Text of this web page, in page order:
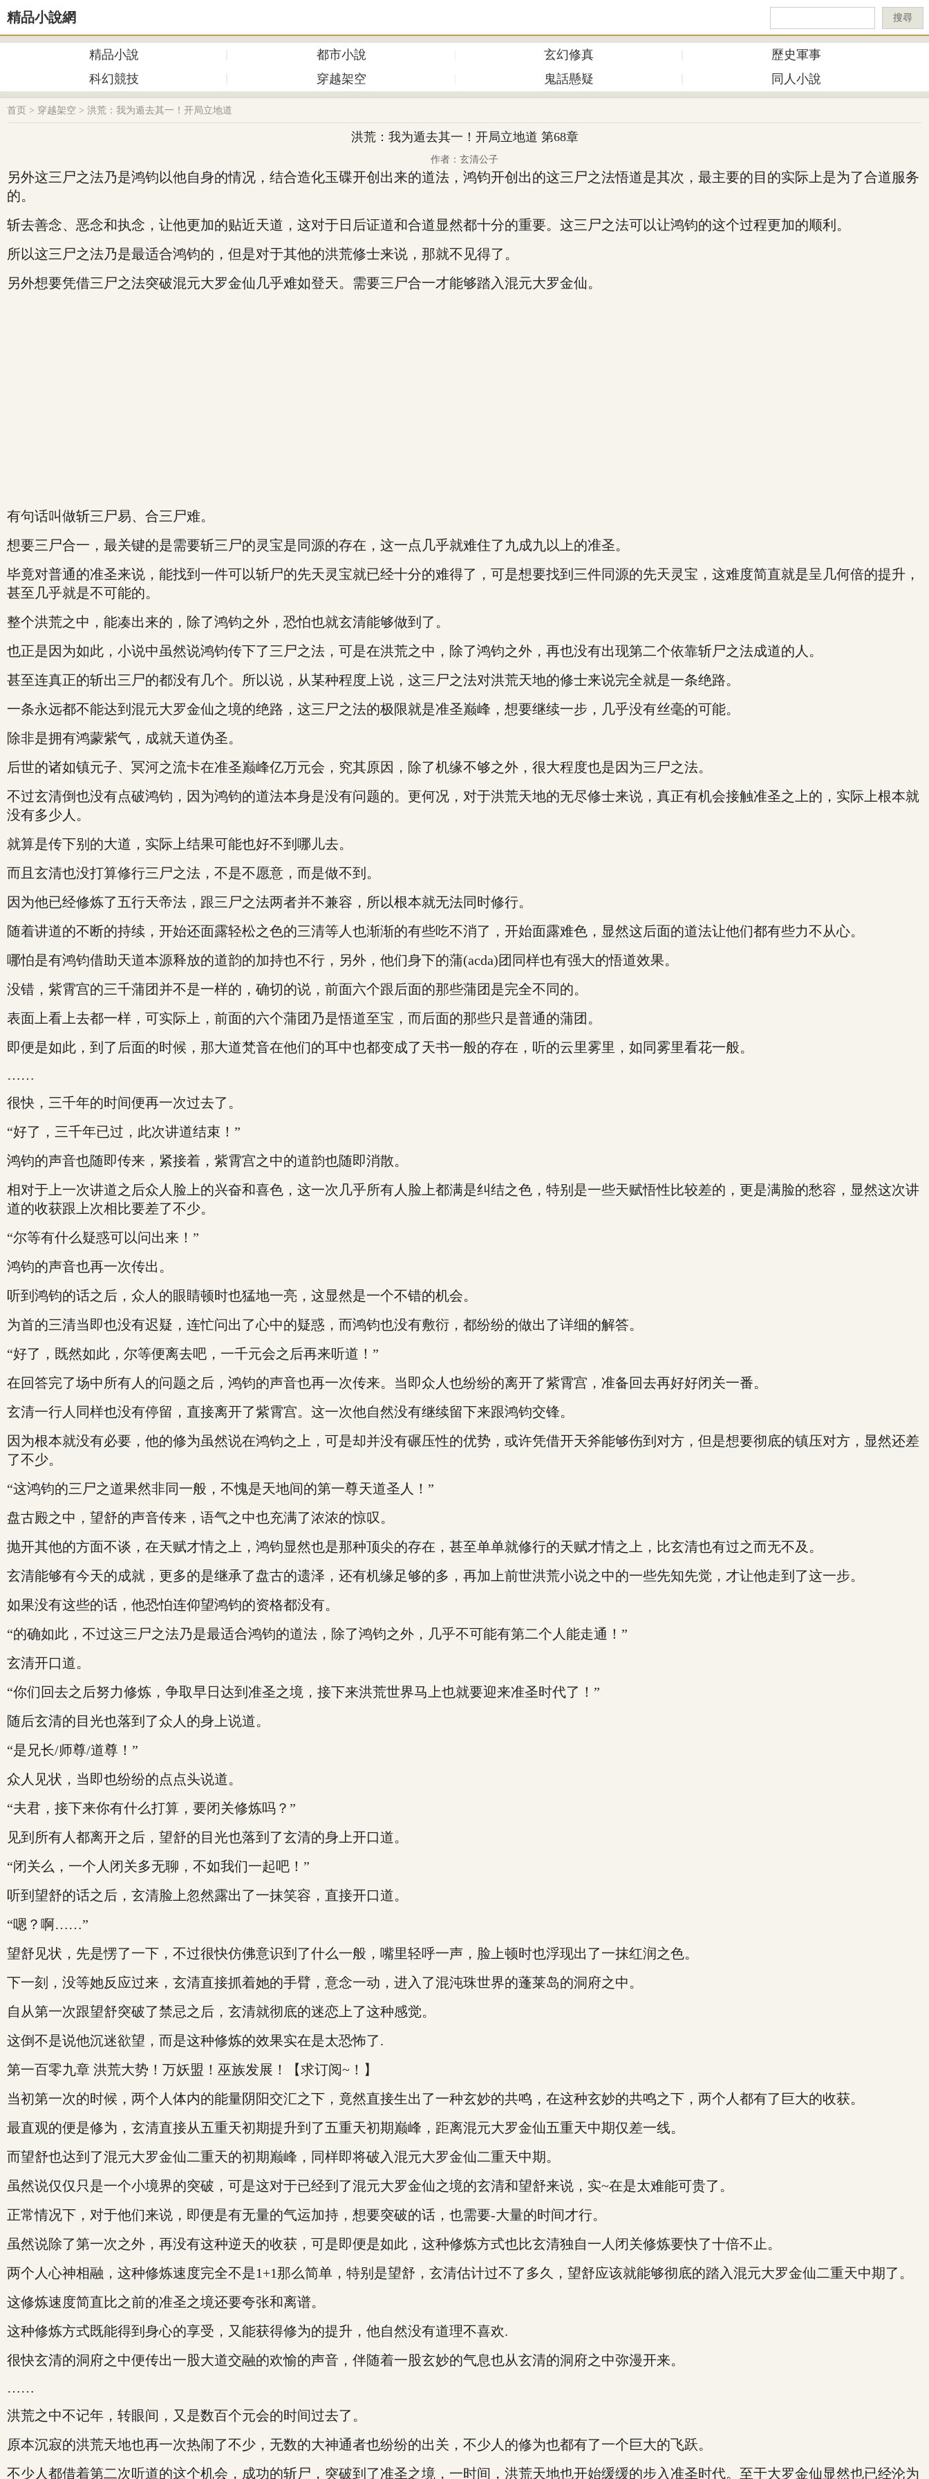
精品小說網 搜尋
精品小說 都市小說 玄幻修真
歷史軍事
科幻競技
穿越架空 鬼話懸疑 同人小說
首页 > 穿越架空 > 洪荒：我为遁去其一！开局立地道
洪荒：我为遁去其一！开局立地道 第68章
作者：玄清公子
另外这三尸之法乃是鸿钧以他自身的情况，结合造化玉碟开创出来的道法，鸿钧开创出的这三尸之法悟道是其次，最主要的目的实际上是为了合道服务
的。
斩去善念、恶念和执念，让他更加的贴近天道，这对于日后证道和合道显然都十分的重要。这三尸之法可以让鸿钧的这个过程更加的顺利。
所以这三尸之法乃是最适合鸿钧的，但是对于其他的洪荒修士来说，那就不见得了。
另外想要凭借三尸之法突破混元大罗金仙几乎难如登天。需要三尸合一才能够踏入混元大罗金仙。
有句话叫做斩三尸易、合三尸难。
想要三尸合一，最关键的是需要斩三尸的灵宝是同源的存在，这一点几乎就难住了九成九以上的准圣。
毕竟对普通的准圣来说，能找到一件可以斩尸的先天灵宝就已经十分的难得了，可是想要找到三件同源的先天灵宝，这难度简直就是呈几何倍的提升，
甚至几乎就是不可能的。
整个洪荒之中，能凑出来的，除了鸿钧之外，恐怕也就玄清能够做到了。
也正是因为如此，小说中虽然说鸿钧传下了三尸之法，可是在洪荒之中，除了鸿钧之外，再也没有出现第二个依靠斩尸之法成道的人。
甚至连真正的斩出三尸的都没有几个。所以说，从某种程度上说，这三尸之法对洪荒天地的修士来说完全就是一条绝路。
一条永远都不能达到混元大罗金仙之境的绝路，这三尸之法的极限就是准圣巅峰，想要继续一步，几乎没有丝毫的可能。
除非是拥有鸿蒙紫气，成就天道伪圣。
后世的诸如镇元子、冥河之流卡在准圣巅峰亿万元会，究其原因，除了机缘不够之外，很大程度也是因为三尸之法。
不过玄清倒也没有点破鸿钧，因为鸿钧的道法本身是没有问题的。更何况，对于洪荒天地的无尽修士来说，真正有机会接触准圣之上的，实际上根本就
没有多少人。
就算是传下别的大道，实际上结果可能也好不到哪儿去。
而且玄清也没打算修行三尸之法，不是不愿意，而是做不到。
因为他已经修炼了五行天帝法，跟三尸之法两者并不兼容，所以根本就无法同时修行。
随着讲道的不断的持续，开始还面露轻松之色的三清等人也渐渐的有些吃不消了，开始面露难色，显然这后面的道法让他们都有些力不从心。
哪怕是有鸿钧借助天道本源释放的道韵的加持也不行，另外，他们身下的蒲(acda)团同样也有强大的悟道效果。
没错，紫霄宫的三千蒲团并不是一样的，确切的说，前面六个跟后面的那些蒲团是完全不同的。
表面上看上去都一样，可实际上，前面的六个蒲团乃是悟道至宝，而后面的那些只是普通的蒲团。
即便是如此，到了后面的时候，那大道梵音在他们的耳中也都变成了天书一般的存在，听的云里雾里，如同雾里看花一般。
……
很快，三千年的时间便再一次过去了。
“好了，三千年已过，此次讲道结束！”
鸿钧的声音也随即传来，紧接着，紫霄宫之中的道韵也随即消散。
相对于上一次讲道之后众人脸上的兴奋和喜色，这一次几乎所有人脸上都满是纠结之色，特别是一些天赋悟性比较差的，更是满脸的愁容，显然这次讲
道的收获跟上次相比要差了不少。
“尔等有什么疑惑可以问出来！”
鸿钧的声音也再一次传出。
听到鸿钧的话之后，众人的眼睛顿时也猛地一亮，这显然是一个不错的机会。
为首的三清当即也没有迟疑，连忙问出了心中的疑惑，而鸿钧也没有敷衍，都纷纷的做出了详细的解答。
“好了，既然如此，尔等便离去吧，一千元会之后再来听道！”
在回答完了场中所有人的问题之后，鸿钧的声音也再一次传来。当即众人也纷纷的离开了紫霄宫，准备回去再好好闭关一番。
玄清一行人同样也没有停留，直接离开了紫霄宫。这一次他自然没有继续留下来跟鸿钧交锋。
因为根本就没有必要，他的修为虽然说在鸿钧之上，可是却并没有碾压性的优势，或许凭借开天斧能够伤到对方，但是想要彻底的镇压对方，显然还差
了不少。
“这鸿钧的三尸之道果然非同一般，不愧是天地间的第一尊天道圣人！”
盘古殿之中，望舒的声音传来，语气之中也充满了浓浓的惊叹。
抛开其他的方面不谈，在天赋才情之上，鸿钧显然也是那种顶尖的存在，甚至单单就修行的天赋才情之上，比玄清也有过之而无不及。
玄清能够有今天的成就，更多的是继承了盘古的遗泽，还有机缘足够的多，再加上前世洪荒小说之中的一些先知先觉，才让他走到了这一步。
如果没有这些的话，他恐怕连仰望鸿钧的资格都没有。
“的确如此，不过这三尸之法乃是最适合鸿钧的道法，除了鸿钧之外，几乎不可能有第二个人能走通！”
玄清开口道。
“你们回去之后努力修炼，争取早日达到准圣之境，接下来洪荒世界马上也就要迎来准圣时代了！”
随后玄清的目光也落到了众人的身上说道。
“是兄长/师尊/道尊！”
众人见状，当即也纷纷的点点头说道。
“夫君，接下来你有什么打算，要闭关修炼吗？”
见到所有人都离开之后，望舒的目光也落到了玄清的身上开口道。
“闭关么，一个人闭关多无聊，不如我们一起吧！”
听到望舒的话之后，玄清脸上忽然露出了一抹笑容，直接开口道。
“嗯？啊……”
望舒见状，先是愣了一下，不过很快仿佛意识到了什么一般，嘴里轻呼一声，脸上顿时也浮现出了一抹红润之色。
下一刻，没等她反应过来，玄清直接抓着她的手臂，意念一动，进入了混沌珠世界的蓬莱岛的洞府之中。
自从第一次跟望舒突破了禁忌之后，玄清就彻底的迷恋上了这种感觉。
这倒不是说他沉迷欲望，而是这种修炼的效果实在是太恐怖了.
第一百零九章 洪荒大势！万妖盟！巫族发展！【求订阅~！】
当初第一次的时候，两个人体内的能量阴阳交汇之下，竟然直接生出了一种玄妙的共鸣，在这种玄妙的共鸣之下，两个人都有了巨大的收获。
最直观的便是修为，玄清直接从五重天初期提升到了五重天初期巅峰，距离混元大罗金仙五重天中期仅差一线。
而望舒也达到了混元大罗金仙二重天的初期巅峰，同样即将破入混元大罗金仙二重天中期。
虽然说仅仅只是一个小境界的突破，可是这对于已经到了混元大罗金仙之境的玄清和望舒来说，实~在是太难能可贵了。
正常情况下，对于他们来说，即便是有无量的气运加持，想要突破的话，也需要-大量的时间才行。
虽然说除了第一次之外，再没有这种逆天的收获，可是即便是如此，这种修炼方式也比玄清独自一人闭关修炼要快了十倍不止。
两个人心神相融，这种修炼速度完全不是1+1那么简单，特别是望舒，玄清估计过不了多久，望舒应该就能够彻底的踏入混元大罗金仙二重天中期了。
这修炼速度简直比之前的准圣之境还要夸张和离谱。
这种修炼方式既能得到身心的享受，又能获得修为的提升，他自然没有道理不喜欢.
很快玄清的洞府之中便传出一股大道交融的欢愉的声音，伴随着一股玄妙的气息也从玄清的洞府之中弥漫开来。
……
洪荒之中不记年，转眼间，又是数百个元会的时间过去了。
原本沉寂的洪荒天地也再一次热闹了不少，无数的大神通者也纷纷的出关，不少人的修为也都有了一个巨大的飞跃。
不少人都借着第二次听道的这个机会，成功的斩尸，突破到了准圣之境，一时间，洪荒天地也开始缓缓的步入准圣时代。至于大罗金仙显然也已经沦为